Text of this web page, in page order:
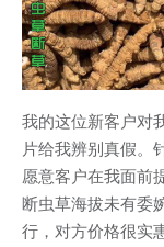
我的这位新客户对
片给我辨别真假。
愿意客户在我面前
断虫草海拔未有委
行，对方价格很实